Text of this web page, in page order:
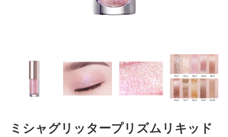
ミシャグリッタープリズムリキッド